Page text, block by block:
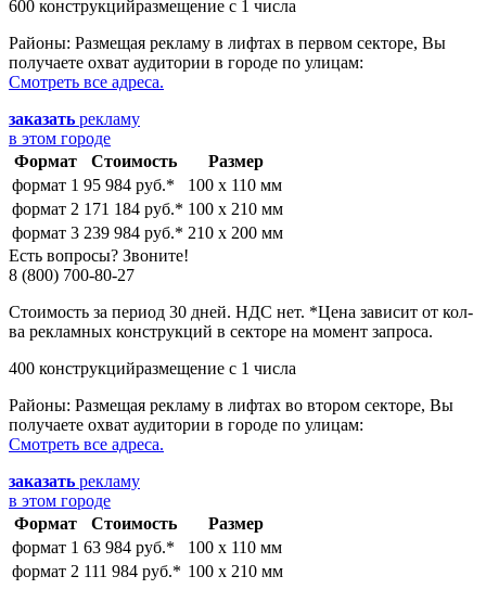
600 конструкцийразмещение с 1 числа
Районы: Размещая рекламу в лифтах в первом секторе, Вы
получаете охват аудитории в городе по улицам:
Смотреть все адреса.
заказать рекламу
в этом городе
Формат
Стоимость
Размер
формат 1 95 984 руб.*
100 х 110 мм
формат 2 171 184 руб.* 100 х 210 мм
формат 3 239 984 руб.* 210 х 200 мм
Есть вопросы? Звоните!
8 (800) 700-80-27
Стоимость за период 30 дней. НДС нет. *Цена зависит от кол-
ва рекламных конструкций в секторе на момент запроса.
400 конструкцийразмещение с 1 числа
Районы: Размещая рекламу в лифтах во втором секторе, Вы
получаете охват аудитории в городе по улицам:
Смотреть все адреса.
заказать рекламу
в этом городе
Формат
Стоимость
Размер
формат 1 63 984 руб.*
100 х 110 мм
формат 2 111 984 руб.* 100 х 210 мм